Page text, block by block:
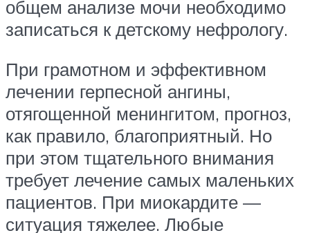
общем анализе мочи необходимо
записаться к детскому нефрологу.
При грамотном и эффективном
лечении герпесной ангины,
отягощенной менингитом, прогноз,
как правило, благоприятный. Но
при этом тщательного внимания
требует лечение самых маленьких
пациентов. При миокардите —
ситуация тяжелее. Любые